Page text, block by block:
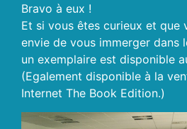
Bravo à eux !
Et si vous êtes curieux et que
envie de vous immerger dans
un exemplaire est disponible
(Egalement disponible à la
Internet The Book Edition.)